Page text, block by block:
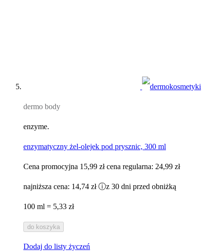
dermo body
enzyme.
enzymatyczny żel-olejek pod prysznic, 300 ml
Cena promocyjna 15,99 zł cena regularna: 24,99 zł
najniższa cena: 14,74 zł ⓘz 30 dni przed obniżką
100 ml = 5,33 zł
do koszyka
Dodaj do listy życzeń